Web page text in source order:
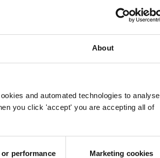
About
and automated technologies to analyse
you click 'accept' you are accepting all of
performance
Marketing cookies